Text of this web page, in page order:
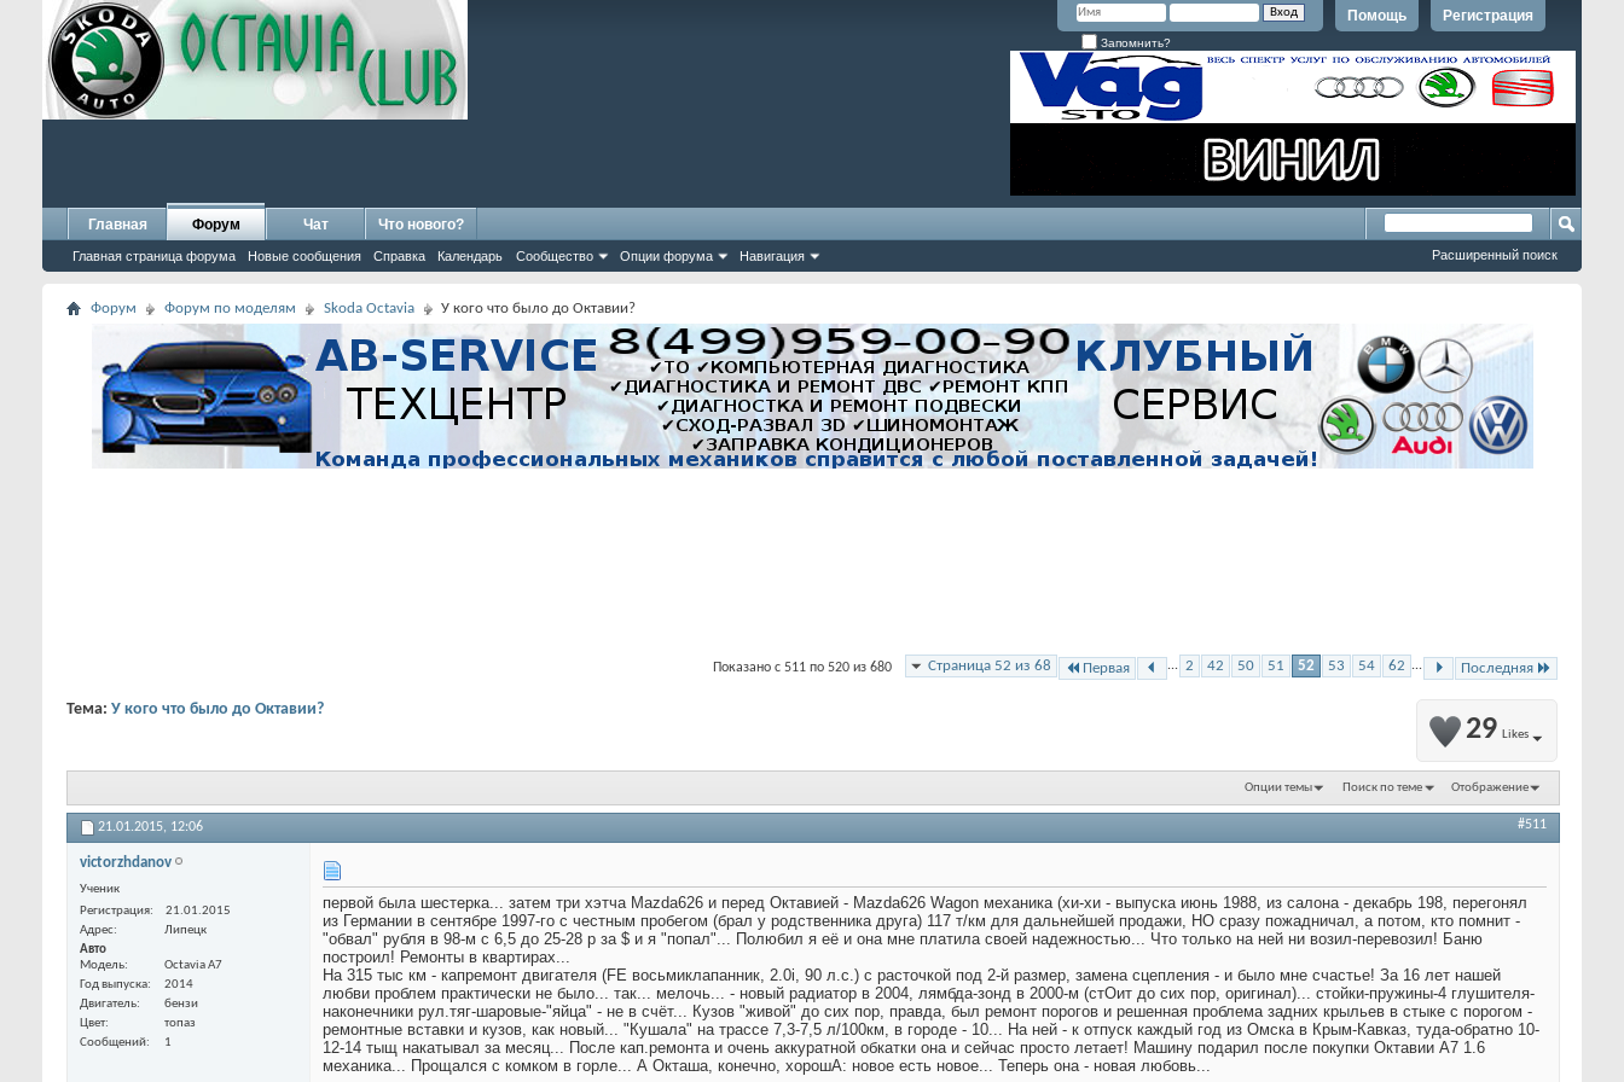
Регистрация
Помощь
Запомнить?
Главная Форум
Главная страница форума Новые сообщения Справка Календарь Сообщество Опции форума Навигация
Чат Что нового?
Расширенный поиск
Форум Форум по моделям Skoda Octavia У кого что было до Октавии?
Страница 52 из 68 Первая ... 2 42 50 51 52 53 54 62 ... Последняя
Показано с 511 по 520 из 680
29 Likes
Тема: У кого что было до Октавии?
Опции темы Поиск по теме Отображение
21.01.2015, 12:06 #511
victorzhdanov
Ученик
Регистрация
21.01.2015
Адрес
Липецк
Авто
Модель
Octavia A7
Год выпуска
2014
Двигатель
бензи
Цвет
топаз
Сообщений
1
первой была шестерка... затем три хэтча Mazda626 и перед Октавией - Mazda626 Wagon механика (хи-хи - выпуска июнь 1988, из салона - декабрь 198, перегонял
из Германии в сентябре 1997-го с честным пробегом (брал у родственника друга) 117 т/км для дальнейшей продажи, НО сразу пожадничал, а потом, кто помнит -
"обвал" рубля в 98-м с 6,5 до 25-28 р за $ и я "попал"... Полюбил я её и она мне платила своей надежностью... Что только на ней ни возил-перевозил! Баню
построил! Ремонты в квартирах...
На 315 тыс км - капремонт двигателя (FE восьмиклапанник, 2.0i, 90 л.с.) с расточкой под 2-й размер, замена сцепления - и было мне счастье! За 16 лет нашей
любви проблем практически не было... так... мелочь... - новый радиатор в 2004, лямбда-зонд в 2000-м (стОит до сих пор, оригинал)... стойки-пружины-4 глушителя-
наконечники рул.тяг-шаровые-"яйца" - не в счёт... Кузов "живой" до сих пор, правда, был ремонт порогов и решенная проблема задних крыльев в стыке с порогом -
ремонтные вставки и кузов, как новый... "Кушала" на трассе 7,3-7,5 л/100км, в городе - 10... На ней - к отпуск каждый год из Омска в Крым-Кавказ, туда-обратно 10-
12-14 тыщ накатывал за месяц... После кап.ремонта и очень аккуратной обкатки она и сейчас просто летает! Машину подарил после покупки Октавии А7 1.6
механика... Прощался с комком в горле... А Окташа, конечно, хорошА: новое есть новое... Теперь она - новая любовь...